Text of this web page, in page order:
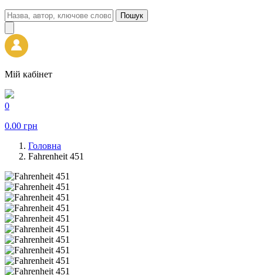
Пошук
Мій кабінет
0
0.00 грн
Головна
Fahrenheit 451